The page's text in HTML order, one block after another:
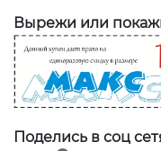
Вырежи или
Поделись в соц